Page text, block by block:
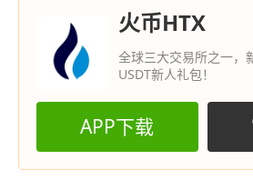
火币HTX
全球三大交易所之一，
USDT新人礼包！
APP下载